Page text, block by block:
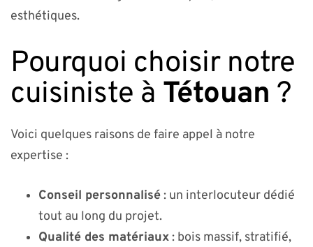
esthétiques.
Pourquoi choisir notre
cuisiniste à Tétouan ?
Voici quelques raisons de faire appel à notre
expertise :
Conseil personnalisé: un interlocuteur dédié
tout au long du projet.
Qualité des matériaux: bois massif, stratifié,